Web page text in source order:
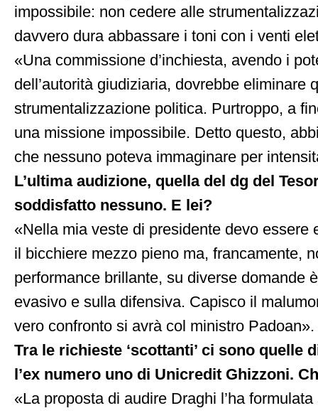
impossibile: non cedere alle
davvero dura abbassare i toni con i venti
«Una commissione d’inchiesta, avendo i
dell’autorità giudiziaria, dovrebbe eliminare
strumentalizzazione politica. Purtroppo, a
una missione impossibile. Detto questo,
che nessuno poteva immaginare per
L’ultima audizione, quella del dg del
soddisfatto nessuno. E lei?
«Nella mia veste di presidente devo essere
il bicchiere mezzo pieno ma, francamente,
performance brillante, su diverse domande
evasivo e sulla difensiva. Capisco il
vero confronto si avrà col ministro Padoan».
Tra le richieste ‘scottanti’ ci sono quelle
l’ex numero uno di Unicredit Ghizzoni.
«La proposta di audire Draghi l’ha